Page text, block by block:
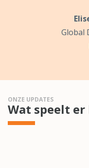
Global
ONZE UPDATES
Wat speelt er